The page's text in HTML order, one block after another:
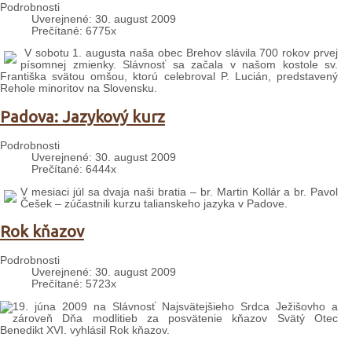
Podrobnosti
Uverejnené: 30. august 2009
Prečítané: 6775x
V sobotu 1. augusta naša obec Brehov slávila 700 rokov prvej
písomnej zmienky. Slávnosť sa začala v našom kostole sv.
Františka svätou omšou, ktorú celebroval P. Lucián, predstavený
Rehole minoritov na Slovensku.
Padova: Jazykový kurz
Podrobnosti
Uverejnené: 30. august 2009
Prečítané: 6444x
V mesiaci júl sa dvaja naši bratia – br. Martin Kollár a br. Pavol
Češek – zúčastnili kurzu talianskeho jazyka v Padove.
Rok kňazov
Podrobnosti
Uverejnené: 30. august 2009
Prečítané: 5723x
19. júna 2009 na Slávnosť Najsvätejšieho Srdca Ježišovho a
zároveň Dňa modlitieb za posvätenie kňazov Svätý Otec
Benedikt XVI. vyhlásil Rok kňazov.